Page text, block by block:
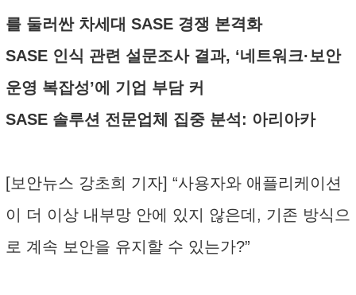
를 둘러싼 차세대 SASE 경쟁 본격화
SASE 인식 관련 설문조사 결과, ‘네트워크·보안
운영 복잡성’에 기업 부담 커
SASE 솔루션 전문업체 집중 분석: 아리아카
[보안뉴스 강초희 기자] “사용자와 애플리케이션
이 더 이상 내부망 안에 있지 않은데, 기존 방식으
로 계속 보안을 유지할 수 있는가?”